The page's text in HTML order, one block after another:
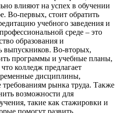
влияют на успех в обучении
Во-первых, стоит обратить
учебного заведения и
среде – это
образования и
выпускников. Во-вторых,
программы и учебные планы,
колледж предлагает
дисциплины,
требованиям рынка труда. Также
возможности для
такие как стажировки и